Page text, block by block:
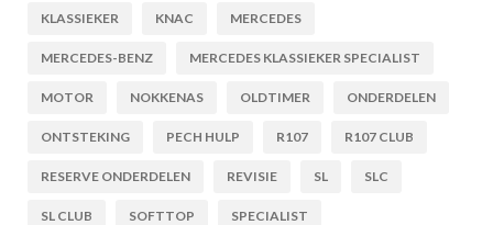
KLASSIEKER KNAC MERCEDES
MERCEDES-BENZ MERCEDES KLASSIEKER SPECIALIST
MOTOR NOKKENAS OLDTIMER ONDERDELEN
ONTSTEKING PECH HULP R107 R107 CLUB
RESERVE ONDERDELEN REVISIE SL SLC
SL CLUB SOFTTOP SPECIALIST